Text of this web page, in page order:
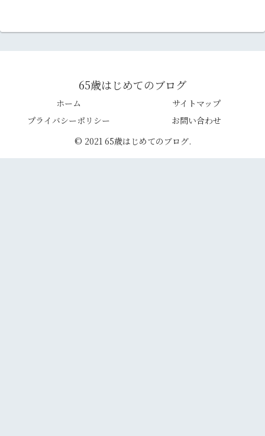
65歳はじめてのブログ
ホーム
サイトマップ
プライバシーポリシー
お問い合わせ
© 2021 65歳はじめてのブログ.